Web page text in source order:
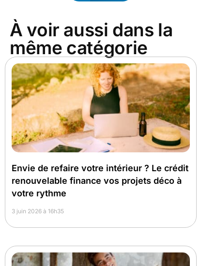
À voir aussi dans la
même catégorie
Envie de refaire votre intérieur ? Le crédit
renouvelable finance vos projets déco à
votre rythme
3 juin 2026 à 16h35